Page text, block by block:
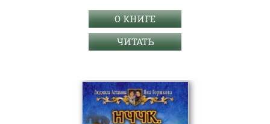
О КНИГЕ
ЧИТАТЬ